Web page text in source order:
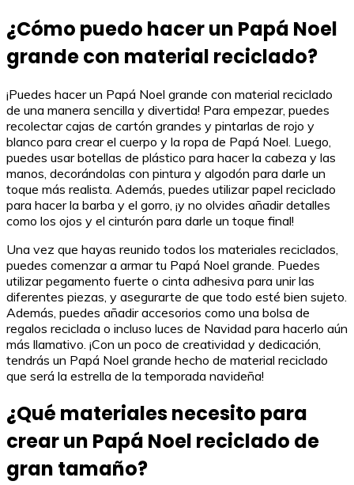
¿Cómo puedo hacer un Papá Noel
grande con material reciclado?
¡Puedes hacer un Papá Noel grande con material reciclado
de una manera sencilla y divertida! Para empezar, puedes
recolectar cajas de cartón grandes y pintarlas de rojo y
blanco para crear el cuerpo y la ropa de Papá Noel. Luego,
puedes usar botellas de plástico para hacer la cabeza y las
manos, decorándolas con pintura y algodón para darle un
toque más realista. Además, puedes utilizar papel reciclado
para hacer la barba y el gorro, ¡y no olvides añadir detalles
como los ojos y el cinturón para darle un toque final!
Una vez que hayas reunido todos los materiales reciclados,
puedes comenzar a armar tu Papá Noel grande. Puedes
utilizar pegamento fuerte o cinta adhesiva para unir las
diferentes piezas, y asegurarte de que todo esté bien sujeto.
Además, puedes añadir accesorios como una bolsa de
regalos reciclada o incluso luces de Navidad para hacerlo aún
más llamativo. ¡Con un poco de creatividad y dedicación,
tendrás un Papá Noel grande hecho de material reciclado
que será la estrella de la temporada navideña!
¿Qué materiales necesito para
crear un Papá Noel reciclado de
gran tamaño?